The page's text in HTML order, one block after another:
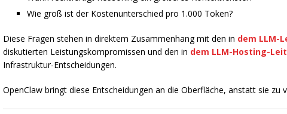
Wie groß ist der Kostenunterschied pro 1.000 Token?
Diese Fragen stehen in direktem Zusammenhang mit den in dem LLM-
diskutierten Leistungskompromissen und den in dem LLM-Hosting-
Infrastruktur-Entscheidungen.
OpenClaw bringt diese Entscheidungen an die Oberfläche, anstatt sie zu